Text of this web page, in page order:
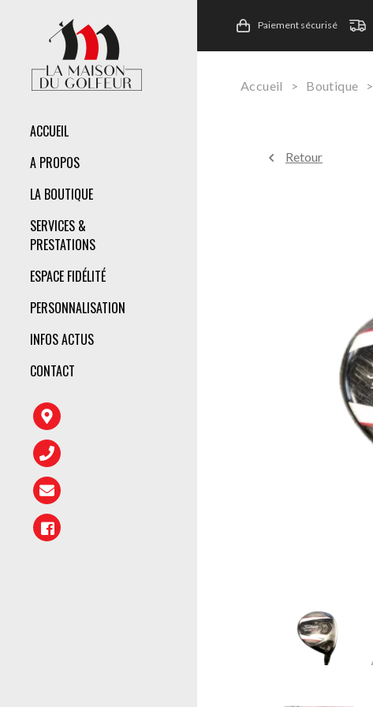
ACCUEIL
A PROPOS
LA BOUTIQUE
SERVICES &
PRESTATIONS
ESPACE FIDÉLITÉ
PERSONNALISATION
INFOS ACTUS
CONTACT
Paiement sécurisé
Accueil > Boutique >
Retour